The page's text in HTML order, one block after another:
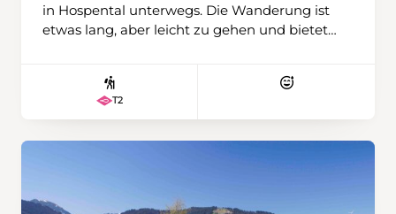
in Hospental unterwegs. Die Wanderung ist
etwas lang, aber leicht zu gehen und bietet
aber auch zum Gotthardpass und Pizzo
Centrale. Am zweiten Tag fahren wir mit dem
steigen wir auf den Hungerberg. Früher war
hier ein kleines Skigebiet, deren Skilifte seit
Panorama über das Goms und die Walliser
T2